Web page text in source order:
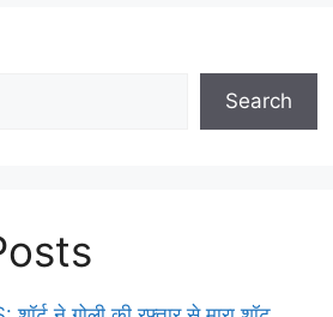
Search